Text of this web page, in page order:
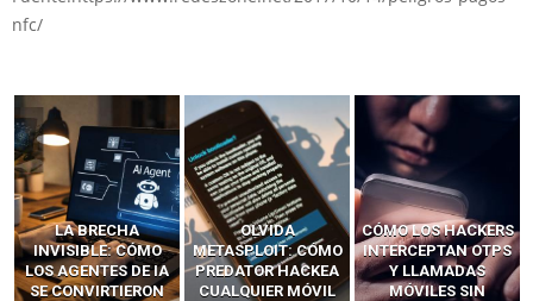
nfc/
LA BRECHA
INVISIBLE: CÓMO
LOS AGENTES DE IA
SE CONVIRTIERON
OLVIDA
METASPLOIT: CÓMO
PREDATOR HACKEA
CUALQUIER MÓVIL
CÓMO LOS HACKERS
INTERCEPTAN OTPS
Y LLAMADAS
MÓVILES SIN